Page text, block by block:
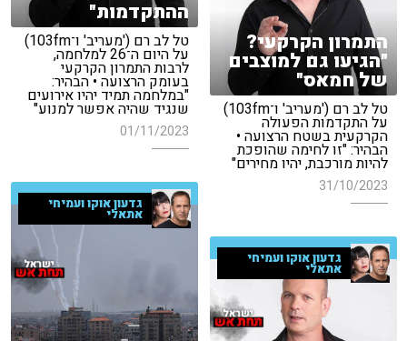
ההתקדמות"
טל לב רם ('מעריב' ו־103fm)
על היום ה־26 למלחמה,
לרבות התמרון הקרקעי
בעומק הרצועה • הבהיר:
"במלחמה תמיד יהיו אירועים
שנגיד שהיה אפשר למנוע"
01/11/2023
התמרון הקרקעי?
"הגיעו גם למוצבים
של חמאס"
טל לב רם ('מעריב' ו־103fm)
על התקדמות הפעולה
הקרקעית בשטח הרצועה •
הבהיר: "זו לחימה שהופכת
להיות מורכבת, יהיו מחירים"
31/10/2023
גדעון אוקו ועמיחי
אתאלי
גדעון אוקו ועמיחי
אתאלי